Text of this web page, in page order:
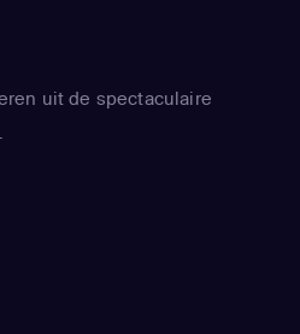
uit de spectaculaire